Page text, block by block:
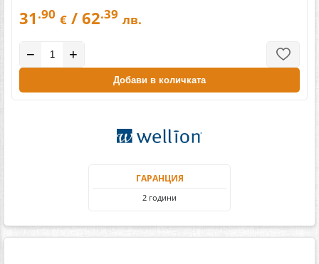
31 .90 € / 62.39 лв.
− +
Добави в количката
ГАРАНЦИЯ
2 години